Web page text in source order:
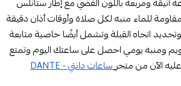
للماء منبه لكل صلاة وأوقات أذان دقيقة
اتجاه القبلة وتشمل أيضًا خاصية متابعة
ومنبه يومي احصل على ساعتك اليوم وتمتع
الآن من متجرساعات دانتي - DANTE